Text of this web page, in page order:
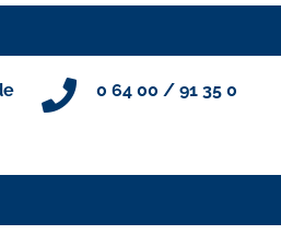
0 64 00 / 91 35 0